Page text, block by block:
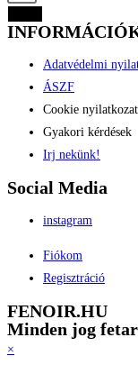
Adatvédelmi
ÁSZF
Cookie nyilatkozat
Gyakori kérdések
Irj nekünk!
Social Media
instagram
Fiókom
Regisztráció
FENOIR.HU
Minden jog
×